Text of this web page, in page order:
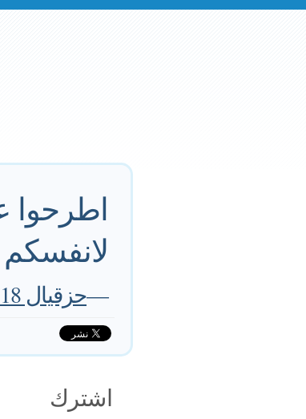
اطرحوا
لانفسكم
—حزقيال 31:18-32
اشترك